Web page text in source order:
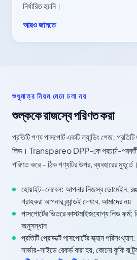
নির্ধারিত হয়নি।
আরও জানতে
শুধুমাত্র নিয়ম মেনে চলা নয়
শুল্ককে রাজস্বে পরিণত করা
প্রতিটি পণ্য পাসপোর্ট একটি ল্যান্ডিং পেজ;
লিড। Transpareo DPP-কে পরচর্চা-পরবর্তী
পরিণত করে - ঠিক পণ্যটির উপর, ব্যবহারের মুহূর্তে।
হোয়াইট-লেবেল: আপনার নিজস্ব ডোমেইন,
গ্রাহকরা আপনার ব্র্যান্ডই দেখবে, আমাদের নয়
পাসপোর্টের ভিতরে কাস্টমাইজযোগ্য লিড ফর্ম:
অনুসন্ধান
প্রতিটি প্রোডাক্ট পাসপোর্টের স্ক্যান
সার্ভার-সাইডে রেকর্ড করা হয়, কোনো কুকি বা